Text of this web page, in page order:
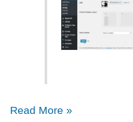
การ
Read More »